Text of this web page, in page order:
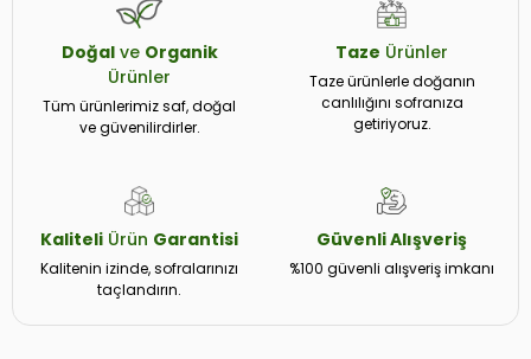
Doğalve Organik
Ürünler
Tüm ürünlerimiz saf, doğal
ve güvenilirdirler.
Taze Ürünler
Taze ürünlerle doğanın
canlılığını sofranıza
getiriyoruz.
Kaliteli Ürün Garantisi
Kalitenin izinde, sofralarınızı
taçlandırın.
GüvenliAlışveriş
%100 güvenli alışveriş imkanı